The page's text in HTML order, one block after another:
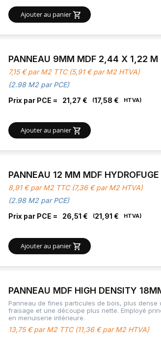
Ajouter au panier
PANNEAU 9MM MDF 2,44 X 1,22 M
7,15 € par M2 TTC (5,91 € par M2 HTVA)
(2.98 M2 par PCE)
Prix par PCE =
21,27 € 17,58 €
Ajouter au panier
PANNEAU 12 MM MDF
8,91 € par M2 TTC (7,36 € par M2 HTVA)
(2.98 M2 par PCE)
Prix par PCE =
26,51 € 21,91 €
Ajouter au panier
PANNEAU MDF HIGH DENSITY
Panneau de fines particules de bois, plus dense
fraisage et une découpe plus nette. Employé
en menuiserie intérieure.
13,75 € par M2 TTC (11,36 € par M2 HTVA)